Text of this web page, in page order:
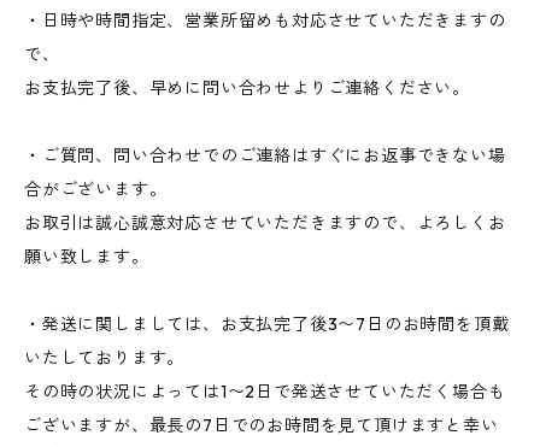
・日時や時間指定、営業所留めも対応させていただきますの
で、
お支払完了後、早めに問い合わせよりご連絡ください。
・ご質問、問い合わせでのご連絡はすぐにお返事できない場
合がございます。
お取引は誠心誠意対応させていただきますので、よろしくお
願い致します。
・発送に関しましては、お支払完了後3〜7日のお時間を頂戴
いたしております。
その時の状況によっては1〜2日で発送させていただく場合も
ございますが、最長の7日でのお時間を見て頂けますと幸い